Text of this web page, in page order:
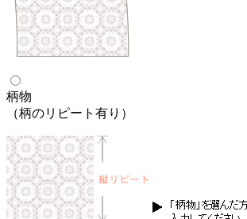
柄物
（柄のリピート有り）